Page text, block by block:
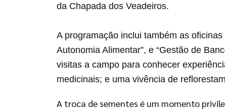
da Chapada dos Veadeiros.
A programação inclui também as
Autonomia Alimentar”, e “Gestão de
visitas a campo para conhecer
medicinais; e uma vivência de
A troca de sementes é um momento